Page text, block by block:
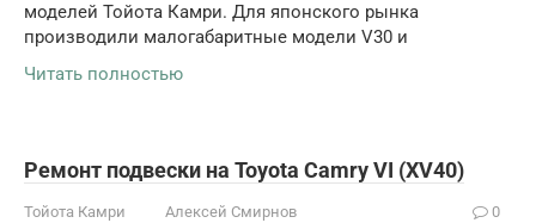
моделей Тойота Камри. Для японского рынка
производили малогабаритные модели V30 и
Читать полностью
Ремонт подвески на Toyota Camry VI (XV40)
Тойота Камри Алексей Смирнов 0